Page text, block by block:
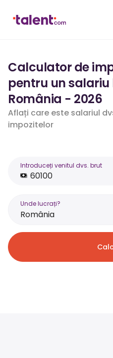
Calculator de
pentru un salariu
România - 2026
Aflați care este salariul
impozitelor
Introduceți venitul dvs. brut
Unde lucrați?
România